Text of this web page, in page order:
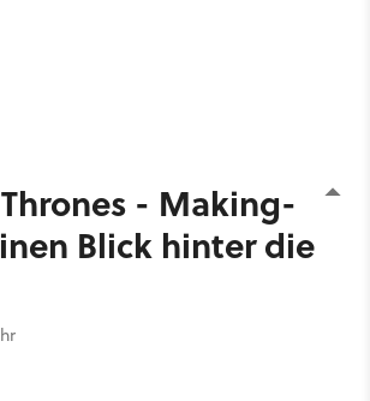
- Making-
Blick hinter die